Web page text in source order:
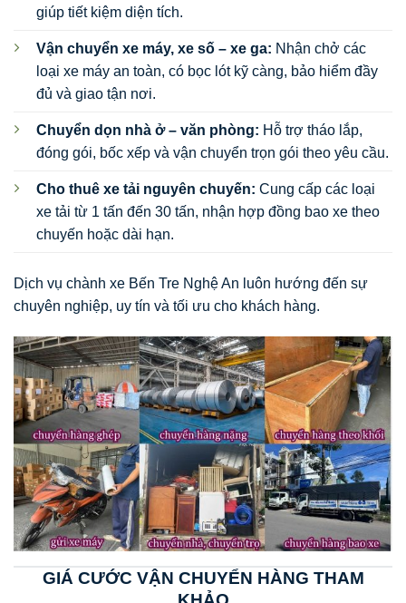
giúp tiết kiệm diện tích.
Vận chuyển xe máy, xe số – xe ga: Nhận chở các
loại xe máy an toàn, có bọc lót kỹ càng, bảo hiểm đầy
đủ và giao tận nơi.
Chuyển dọn nhà ở – văn phòng: Hỗ trợ tháo lắp,
đóng gói, bốc xếp và vận chuyển trọn gói theo yêu cầu.
Cho thuê xe tải nguyên chuyến: Cung cấp các loại
xe tải từ 1 tấn đến 30 tấn, nhận hợp đồng bao xe theo
chuyến hoặc dài hạn.
Dịch vụ chành xe Bến Tre Nghệ An luôn hướng đến sự
chuyên nghiệp, uy tín và tối ưu cho khách hàng.
GIÁ CƯỚC VẬN CHUYỂN HÀNG THAM